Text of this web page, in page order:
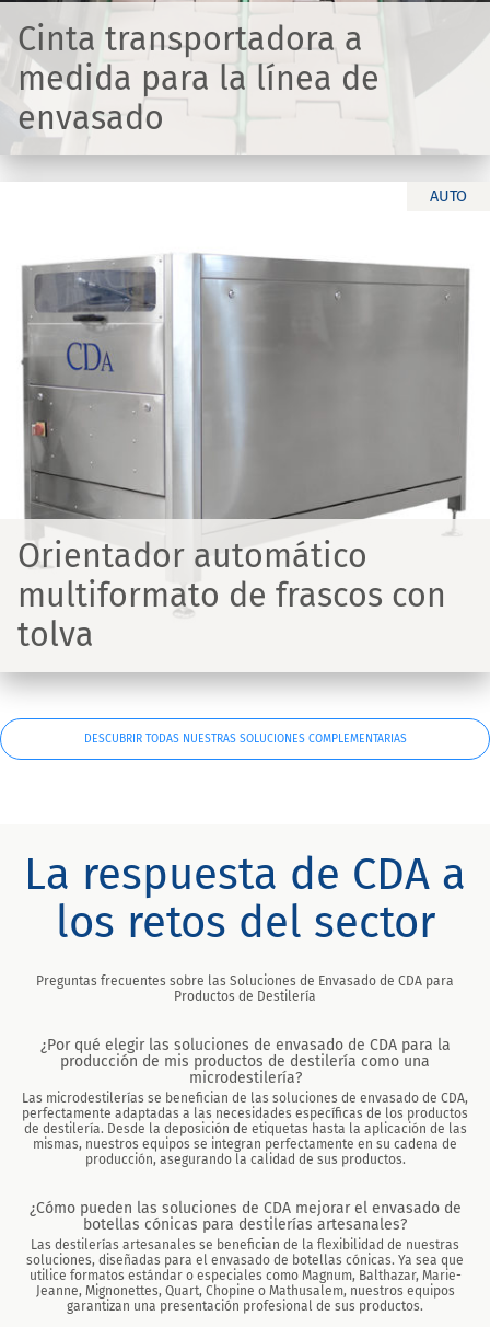
Cinta transportadora a
medida para la línea de
envasado
AUTO
Orientador automático
multiformato de frascos con
tolva
DESCUBRIR TODAS NUESTRAS SOLUCIONES COMPLEMENTARIAS
La respuesta de CDA a
los retos del sector
Preguntas frecuentes sobre las Soluciones de Envasado de CDA para
Productos de Destilería
¿Por qué elegir las soluciones de envasado de CDA para la
producción de mis productos de destilería como una
microdestilería?
Las microdestilerías se benefician de las soluciones de envasado de CDA,
perfectamente adaptadas a las necesidades específicas de los productos
de destilería. Desde la deposición de etiquetas hasta la aplicación de las
mismas, nuestros equipos se integran perfectamente en su cadena de
producción, asegurando la calidad de sus productos.
¿Cómo pueden las soluciones de CDA mejorar el envasado de
botellas cónicas para destilerías artesanales?
Las destilerías artesanales se benefician de la flexibilidad de nuestras
soluciones, diseñadas para el envasado de botellas cónicas. Ya sea que
utilice formatos estándar o especiales como Magnum, Balthazar, Marie-
Jeanne, Mignonettes, Quart, Chopine o Mathusalem, nuestros equipos
garantizan una presentación profesional de sus productos.